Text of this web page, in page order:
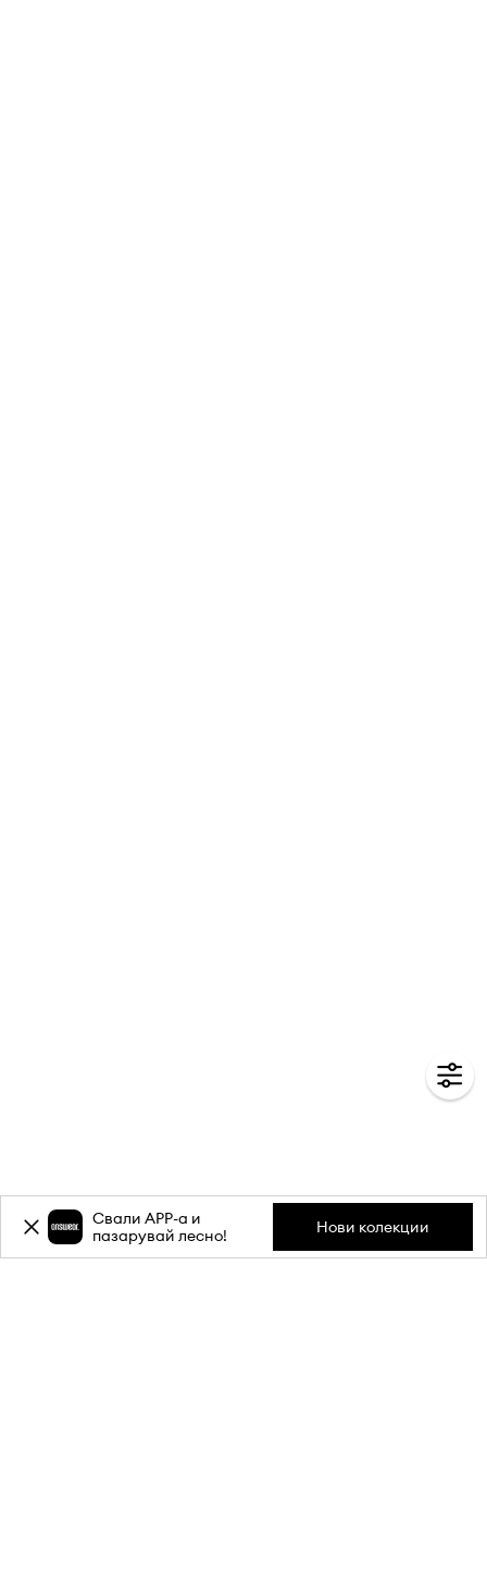
Свали APP-a и
пазарувай лесно!
Нови колекции